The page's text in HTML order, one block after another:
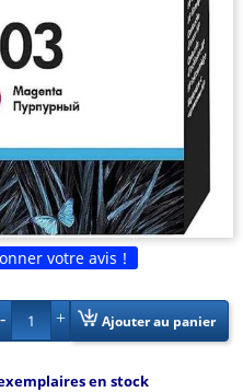
votre avis !
1 Ajouter au panier
en stock